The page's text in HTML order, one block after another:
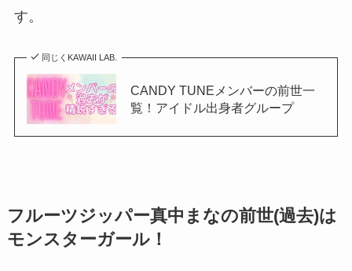
す。
同じくKAWAII LAB.
CANDY TUNEメンバーの前世一
覧！アイドル出身者グループ
フルーツジッパー真中まなの前世(過去)は
モンスターガール！